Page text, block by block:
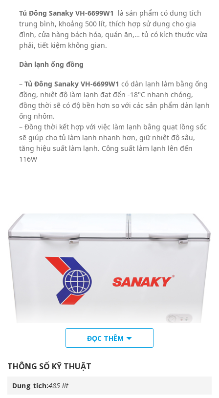
Tủ Đông Sanaky VH-6699W1 là sản phẩm có dung tích
trung bình, khoảng 500 lít, thích hợp sử dụng cho gia
đình, cửa hàng bách hóa, quán ăn,… tủ có kích thước vừa
phải, tiết kiệm không gian.
Dàn lạnh ống đồng
– Tủ Đông Sanaky VH-6699W1 có dàn lạnh làm bằng ống
đồng, nhiệt độ làm lạnh đạt đến -18°C nhanh chóng,
đồng thời sẽ có độ bền hơn so với các sản phẩm dàn lạnh
ống nhôm.
– Đồng thời kết hợp với việc làm lạnh bằng quạt lồng sốc
sẽ giúp cho tủ làm lạnh nhanh hơn, giữ nhiệt độ sâu,
tăng hiệu suất làm lạnh. Công suất làm lạnh lên đến
116W
ĐỌC THÊM
THÔNG SỐ KỸ THUẬT
Dung tích 485 lít